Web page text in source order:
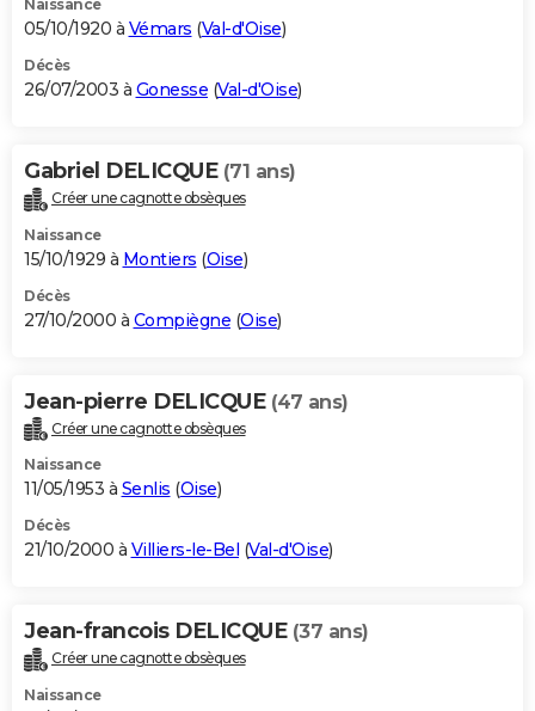
Naissance
05/10/1920 à Vémars (Val-d'Oise)
Décès
26/07/2003 à Gonesse (Val-d'Oise)
Gabriel DELICQUE (71 ans)
Créer une cagnotte obsèques
Naissance
15/10/1929 à Montiers (Oise)
Décès
27/10/2000 à Compiègne (Oise)
Jean-pierre DELICQUE (47 ans)
Créer une cagnotte obsèques
Naissance
11/05/1953 à Senlis (Oise)
Décès
21/10/2000 à Villiers-le-Bel (Val-d'Oise)
Jean-francois DELICQUE (37 ans)
Créer une cagnotte obsèques
Naissance